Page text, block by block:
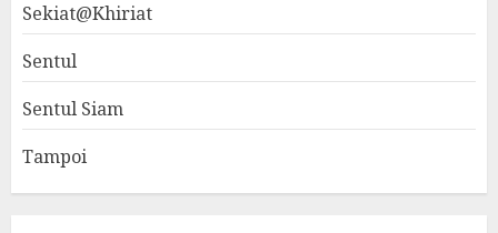
Sekiat@Khiriat
Sentul
Sentul Siam
Tampoi